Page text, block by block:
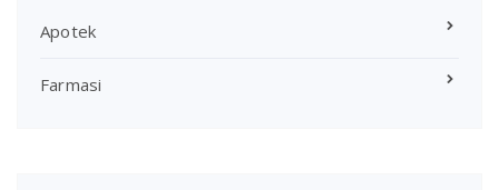
Apotek
Farmasi